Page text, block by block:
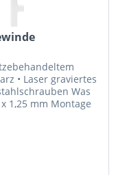
• Laser graviertes
Was
1,25 mm Montage